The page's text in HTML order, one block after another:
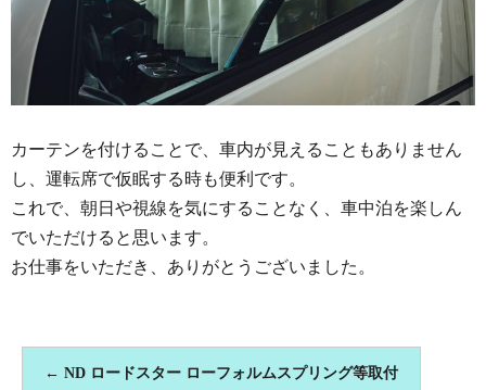
カーテンを付けることで、車内が見えることもありません
し、運転席で仮眠する時も便利です。
これで、朝日や視線を気にすることなく、車中泊を楽しん
でいただけると思います。
お仕事をいただき、ありがとうございました。
← ND ロードスター ローフォルムスプリング等取付